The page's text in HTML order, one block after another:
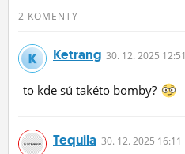
2 KOMENTY
Ketrang 30. 12. 2025 12:51
to kde sú takéto bomby?
Tequila 30. 12. 2025 16:11